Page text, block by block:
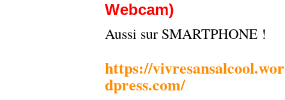
Webcam)
Aussi sur SMARTPHONE !
https://vivresansalcool.wor
dpress.com/